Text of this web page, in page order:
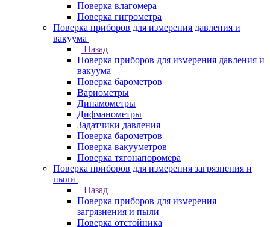
Поверка влагомера
Поверка гигрометра
Поверка приборов для измерения давления и
вакуума
Назад
Поверка приборов для измерения давления и
вакуума
Поверка барометров
Вариометры
Динамометры
Дифманометры
Задатчики давления
Поверка барометров
Поверка вакууметров
Поверка тягонапоромера
Поверка приборов для измерения загрязнения и
пыли
Назад
Поверка приборов для измерения
загрязнения и пыли
Поверка отстойника